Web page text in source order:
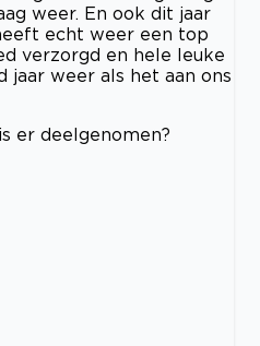
weer. En ook dit jaar
echt weer een top
verzorgd en hele leuke
jaar weer als het aan ons
er deelgenomen?